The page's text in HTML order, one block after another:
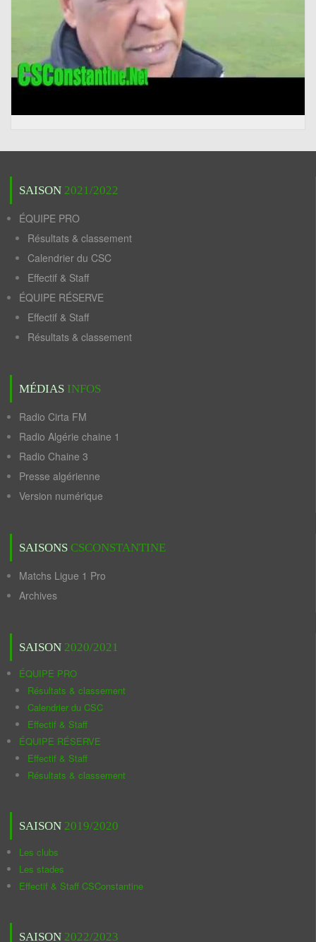
SAISON 2021/2022
ÉQUIPE PRO
Résultats & classement
Calendrier du CSC
Effectif & Staff
ÉQUIPE RÉSERVE
Effectif & Staff
Résultats & classement
MÉDIAS INFOS
Radio Cirta FM
Radio Algérie chaine 1
Radio Chaine 3
Presse algérienne
Version numérique
SAISONS CSCONSTANTINE
Matchs Ligue 1 Pro
Archives
SAISON 2020/2021
ÉQUIPE PRO
Résultats & classement
Calendrier du CSC
Effectif & Staff
ÉQUIPE RÉSERVE
Effectif & Staff
Résultats & classement
SAISON 2019/2020
Les clubs
Les stades
Effectif & Staff CSConstantine
SAISON 2022/2023